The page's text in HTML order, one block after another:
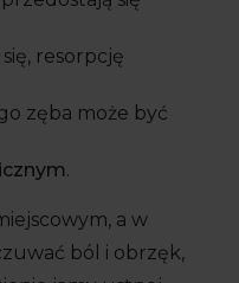
resorpcję
zęba może być
.
a w
ból i obrzęk,